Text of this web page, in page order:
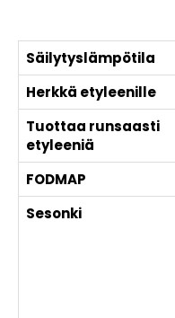
Säilytyslämpötila
Herkkä etyleenille
Tuottaa runsaasti
etyleeniä
FODMAP
Sesonki